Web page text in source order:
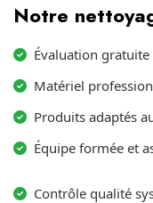
Notre
Évaluation gratuite
Matériel
Produits adaptés
Équipe formée et
Contrôle qualité